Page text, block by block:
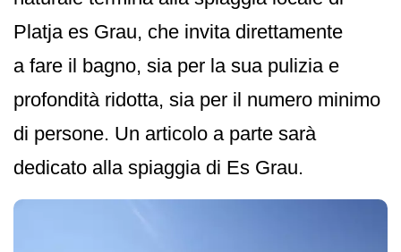
Platja es Grau, che invita direttamente
a fare il bagno, sia per la sua pulizia e
profondità ridotta, sia per il numero minimo
di persone. Un articolo a parte sarà
dedicato alla spiaggia di Es Grau.